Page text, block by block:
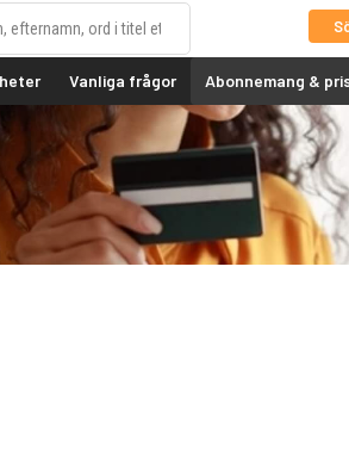
Vanliga frågor Abonnemang &